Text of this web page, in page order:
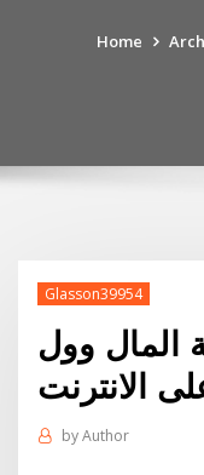
Home
Glasson39954
المال وول
الانترنت
byAuthor